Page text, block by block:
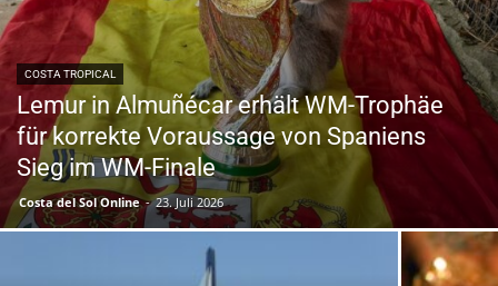
COSTA TROPICAL
Lemur in Almuñécar erhält WM-Trophäe
für korrekte Voraussage von Spaniens
Sieg im WM-Finale
Costa del Sol Online - 23. Juli 2026